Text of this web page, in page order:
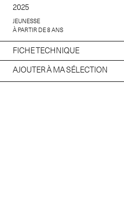
2025
JEUNESSE
À PARTIR DE 8 ANS
FICHE TECHNIQUE
AJOUTER À MA SÉLECTION